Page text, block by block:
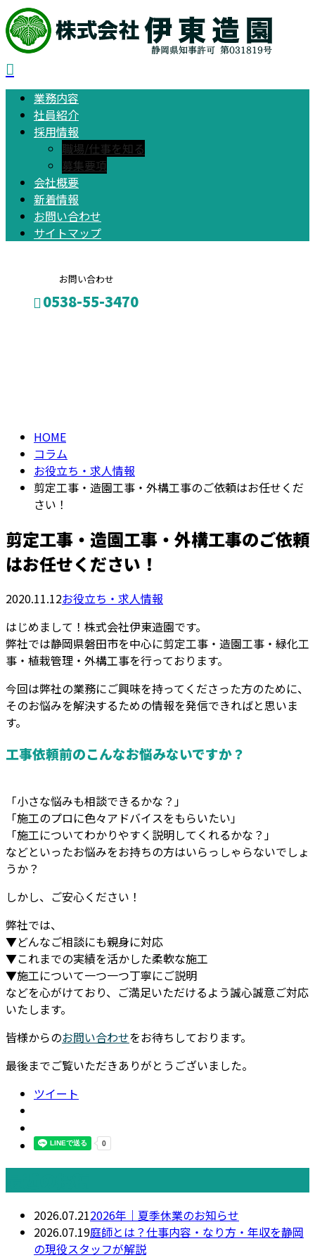
業務内容
社員紹介
採用情報
職場/仕事を知る
募集要項
会社概要
新着情報
お問い合わせ
サイトマップ
お問い合わせ
0538-55-3470
HOME
コラム
お役立ち・求人情報
剪定工事・造園工事・外構工事のご依頼はお任せくだ
さい！
剪定工事・造園工事・外構工事のご依頼
はお任せください！
2020.11.12お役立ち・求人情報
はじめまして！株式会社伊東造園です。
弊社では静岡県磐田市を中心に剪定工事・造園工事・緑化工
事・植栽管理・外構工事を行っております。
今回は弊社の業務にご興味を持ってくださった方のために、
そのお悩みを解決するための情報を発信できればと思いま
す。
工事依頼前のこんなお悩みないですか？
「小さな悩みも相談できるかな？」
「施工のプロに色々アドバイスをもらいたい」
「施工についてわかりやすく説明してくれるかな？」
などといったお悩みをお持ちの方はいらっしゃらないでしょ
うか？
しかし、ご安心ください！
弊社では、
▼どんなご相談にも親身に対応
▼これまでの実績を活かした柔軟な施工
▼施工について一つ一つ丁寧にご説明
などを心がけており、ご満足いただけるよう誠心誠意ご対応
いたします。
皆様からのお問い合わせをお待ちしております。
最後までご覧いただきありがとうございました。
ツイート
2026.07.212026年｜夏季休業のお知らせ
2026.07.19庭師とは？仕事内容・なり方・年収を静岡
の現役スタッフが解説